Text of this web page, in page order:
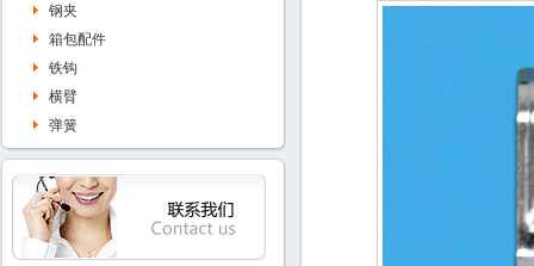
钢夹
箱包配件
铁钩
横臂
弹簧